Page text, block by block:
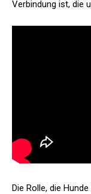
Verbindung ist, die
Die Rolle, die